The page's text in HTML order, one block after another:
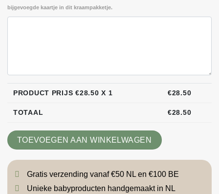
bijgevoegde kaartje in dit kraampakketje.
PRODUCT PRIJS €28.50 X 1 €28.50
TOTAAL €28.50
TOEVOEGEN AAN WINKELWAGEN
Gratis verzending vanaf €50 NL en €100 BE
Unieke babyproducten handgemaakt in NL